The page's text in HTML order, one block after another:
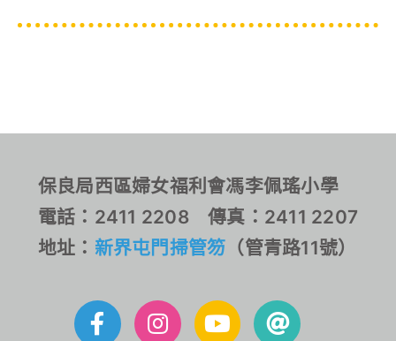
保良局西區婦女福利會馮李佩瑤小學
電話：2411 2208 傳真：2411 2207
地址： 新界屯門掃管笏 （管青路11號）